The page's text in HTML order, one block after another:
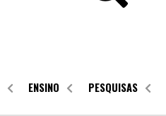
ENSINO PESQUISAS